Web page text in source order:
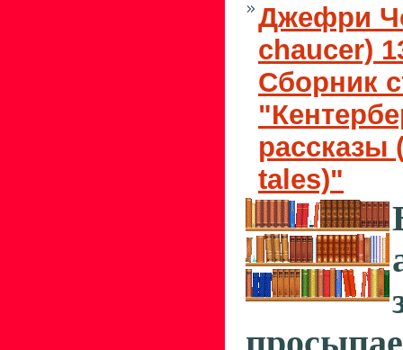
Джефри
chaucer)
Сборник
рассказы
tales)"